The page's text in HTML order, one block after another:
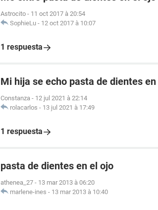
Astrocito - 11 oct 2017 à 20:54
SophieLu - 12 oct 2017 à 10:07
1 respuesta
Mi hija se echo pasta de dientes
Constanza - 12 jul 2021 à 22:14
rolacarlos - 13 jul 2021 à 17:49
1 respuesta
pasta de dientes en el ojo
athenea_27 - 13 mar 2013 à 06:20
marlene-ines - 13 mar 2013 à 10:40